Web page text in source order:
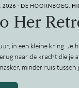
· DE HOORNBOEG,
Her
in een kleine kring. Je
naar de kracht die je
minder ruis tussen